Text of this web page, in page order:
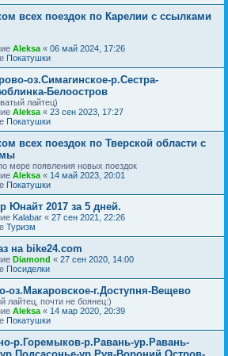
всех поездок по Карелии с ссылками
Aleksa « 06 май 2024, 17:26
Покатушки
оз.Симагинское-р.Сестра-
Белоостров
лайтец)
Aleksa « 23 сен 2023, 17:27
Покатушки
всех поездок по Тверской области с
мере появления новых поездок
Aleksa « 14 май 2023, 20:01
Покатушки
Юнайт 2017 за 5 дней.
Kalabar « 27 сен 2021, 22:26
Туризм
на bike24.com
Diamond « 27 сен 2020, 14:00
Посиделки
оз.Макаровское-г.Доступня-Вещево
лайтец, почти не боянец:)
Aleksa « 14 мар 2020, 20:39
Покатушки
р.Горемыков-р.Равань-ур.Равань-
ур.Руя-Вороний Остров-